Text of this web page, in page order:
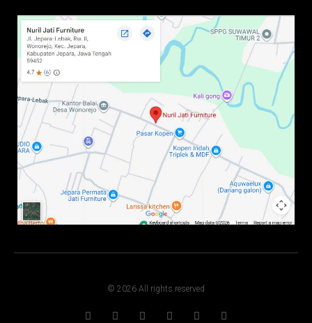
© 2026 All rights reserved